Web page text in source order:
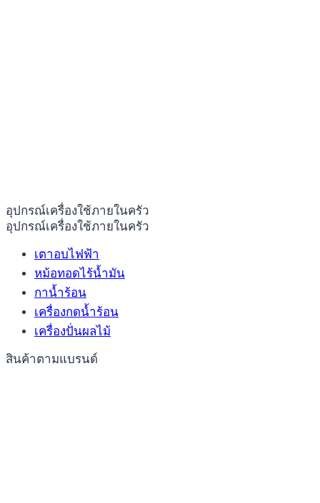
อุปกรณ์เครื่องใช้ภายในครัว
อุปกรณ์เครื่องใช้ภายในครัว
เตาอบไฟฟ้า
หม้อทอดไร้น้ำมัน
กาน้ำร้อน
เครื่องกดน้ำร้อน
เครื่องปั่นผลไม้
สินค้าตามแบรนด์